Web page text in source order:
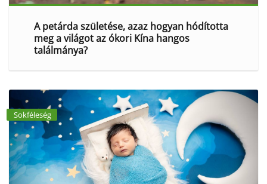
A petárda születése, azaz hogyan hódította
meg a világot az ókori Kína hangos
találmánya?
Sokféleség